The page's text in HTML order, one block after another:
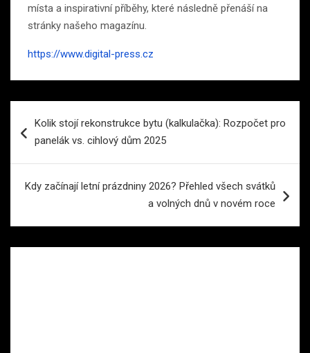
místa a inspirativní příběhy, které následně přenáší na
stránky našeho magazínu.
https://www.digital-press.cz
proKolik stojí rekonstrukce bytu (kalkulačka): Rozpočet pro
panelák vs. cihlový dům 2025
Kdy začínají letní prázdniny 2026? Přehled všech svátků
a volných dnů v novém roce